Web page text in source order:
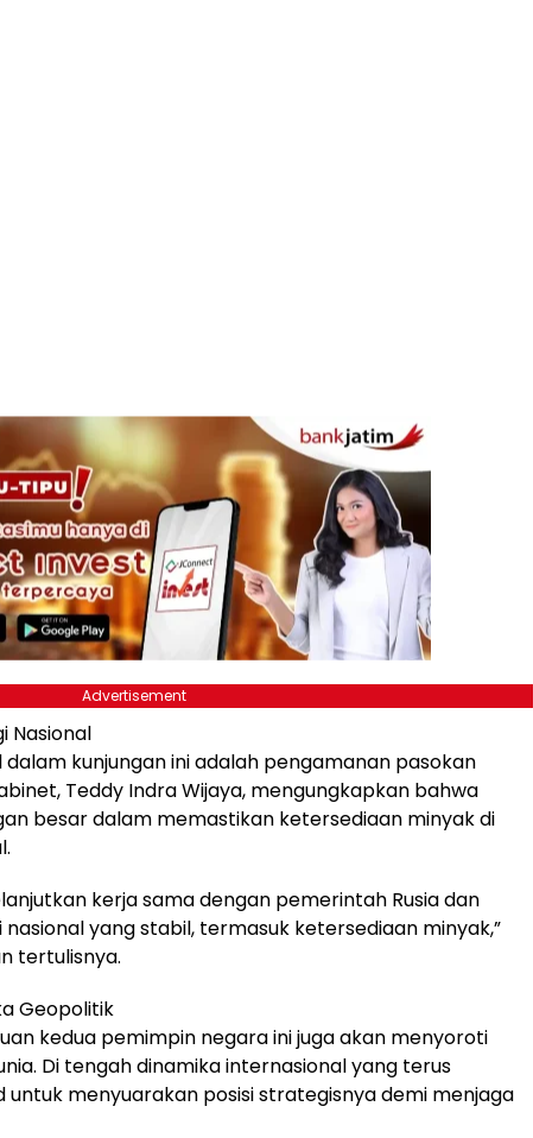
Advertisement
Nasional
dalam kunjungan ini adalah pengamanan pasokan
Teddy Indra Wijaya, mengungkapkan bahwa
besar dalam memastikan ketersediaan minyak di
kerja sama dengan pemerintah Rusia dan
yang stabil, termasuk ketersediaan minyak,”
tertulisnya.
Geopolitik
kedua pemimpin negara ini juga akan menyoroti
Di tengah dinamika internasional yang terus
menyuarakan posisi strategisnya demi menjaga